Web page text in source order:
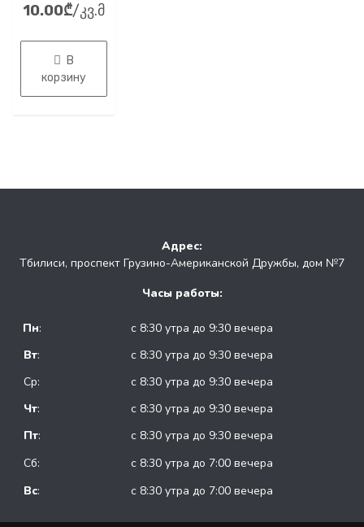
5
цена
10.00₾Текущая
10.00₾.
/კვ.მ
В
корзину
Адрес:
Тбилиси, проспект Грузино-Американской Дружбы, дом №7
Часы работы:
Пн:
с 8:30 утра до 9:30 вечера
Вт:
с 8:30 утра до 9:30 вечера
Ср:
с 8:30 утра до 9:30 вечера
Чт:
с 8:30 утра до 9:30 вечера
Пт:
с 8:30 утра до 9:30 вечера
Сб:
с 8:30 утра до 7:00 вечера
Вс: с 8:30 утра до 7:00 вечера